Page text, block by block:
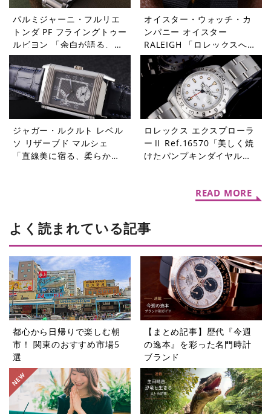
パルミジャーニ・フルリエ
トンダ PF フライングトゥー
ルビヨン 「余白が語る、本
当の贅沢」【今週の逸本
Vol.364】
オイスター・ウォッチ・カ
ンパニー オイスター
RALEIGH 「ロレックスへと
受け継がれたDNA」【今週
の逸本 Vol.363】
ジャガー・ルクルト レベル
ソ リザーブド マルシェ
「直線美に宿る、柔らかな
ロレックス エクスプローラ
ーⅡ Ref.16570「美しく焼
けたパンプキンダイヤル」
READ MORE
よく読まれている記事
都心から日帰りで楽しむ朝
市！ 関東のおすすめ市場5
選
【まとめ記事】歴代『今週
の逸本』を彩った名門時計
ブランド